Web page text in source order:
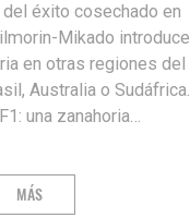
éxito cosechado en
Mikado introduce
en otras regiones del
Australia o Sudáfrica.
una zanahoria…
MÁS